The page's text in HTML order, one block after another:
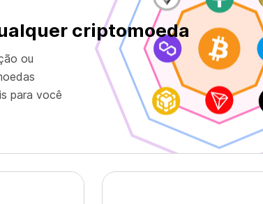
criptomoeda
ou
para você